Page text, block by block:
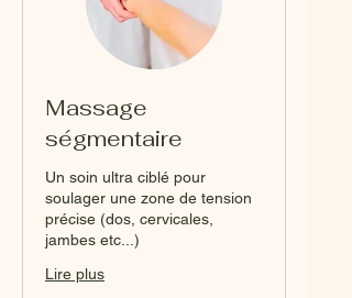
Massage
ségmentaire
Un soin ultra ciblé pour
soulager une zone de tension
précise (dos, cervicales,
jambes etc...)
Lire plus